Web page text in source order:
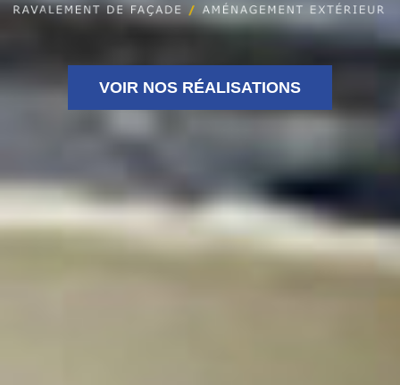
VOIR NOS RÉALISATIONS